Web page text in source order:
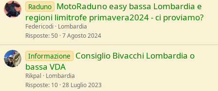
Raduno MotoRaduno easy bassa Lombardia e
regioni limitrofe primavera2024 - ci proviamo?
Federicodi
Lombardia
Risposte 50 7 Agosto 2024
Informazione
Consiglio Bivacchi Lombardia o
bassa VDA
Rikpal
Lombardia
Risposte 10 28 Luglio 2023